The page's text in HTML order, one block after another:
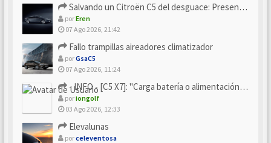
Salvando un Citroën C5 del desguace: Presentación y seguimiento
porEren
07 Ago 2026, 21:42
Fallo trampillas aireadores climatizador
porGsaC5
07 Ago 2026, 11:24
- INFO - [C5 X7]: "Carga batería o alimentación eléctri...
poriongolf
03 Ago 2026, 12:33
Elevalunas
porceleventosa